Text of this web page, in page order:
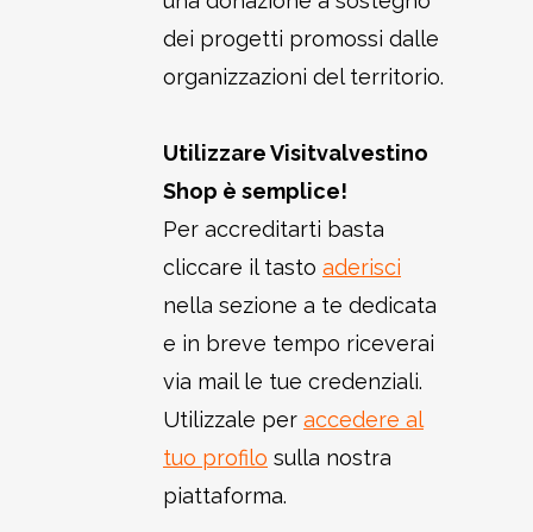
dei progetti promossi dalle
organizzazioni del territorio.
Utilizzare Visitvalvestino
Shop è semplice!
Per accreditarti basta
cliccare il tasto aderisci
nella sezione a te dedicata
e in breve tempo riceverai
via mail le tue credenziali.
Utilizzale per accedere al
tuo profilo sulla nostra
piattaforma.